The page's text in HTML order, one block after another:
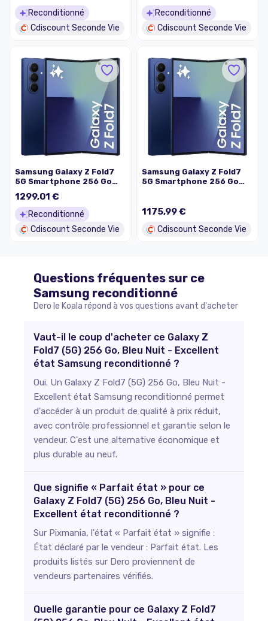
étatReconditionné
Cdiscount Seconde Vie
étatReconditionné
Cdiscount Seconde Vie
Samsung Galaxy Z Fold7
5G Smartphone 256 Go
Bleu nuit (2025) -
Reconditionné - Excellent
état
1299,01 €
Reconditionné
Cdiscount Seconde Vie
Samsung Galaxy Z Fold7
5G Smartphone 256 Go
état
1175,99 €
Cdiscount Seconde Vie
Questions fréquentes sur ce
Samsung reconditionné
Dero le Koala répond à vos questions avant d'acheter
Vaut-il le coup d'acheter ce Galaxy Z
Fold7 (5G) 256 Go, Bleu Nuit - Excellent
état Samsung reconditionné ?
Oui. Un Galaxy Z Fold7 (5G) 256 Go, Bleu Nuit -
Excellent état Samsung reconditionné permet
d'accéder à un produit de qualité à prix réduit,
avec contrôle professionnel et garantie selon le
vendeur. C'est une alternative économique et
plus durable au neuf.
Que signifie « Parfait état » pour ce
Galaxy Z Fold7 (5G) 256 Go, Bleu Nuit -
Excellent état reconditionné ?
Sur Pixmania, l'état « Parfait état » signifie :
État déclaré par le vendeur : Parfait état. Les
produits listés sur Dero proviennent de
vendeurs partenaires vérifiés.
Quelle garantie pour ce Galaxy Z Fold7